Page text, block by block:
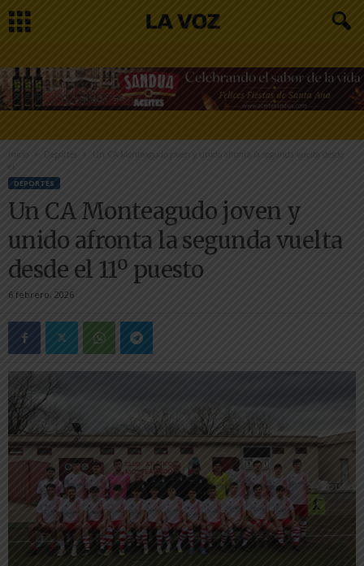
Inicio
Un CA Monteagudo joven y unido afronta la segunda vuelta desde
DEPORTES
Un CA Monteagudo joven y
unido afronta la segunda vuelta
desde el 11º puesto
6 febrero, 2026